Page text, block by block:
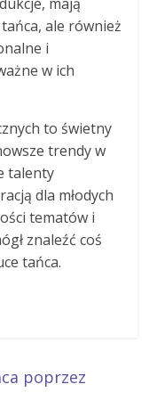
ale również
i
w ich
to świetny
trendy w
talenty
dla młodych
tematów i
znaleźć coś
tańca.
poprzez